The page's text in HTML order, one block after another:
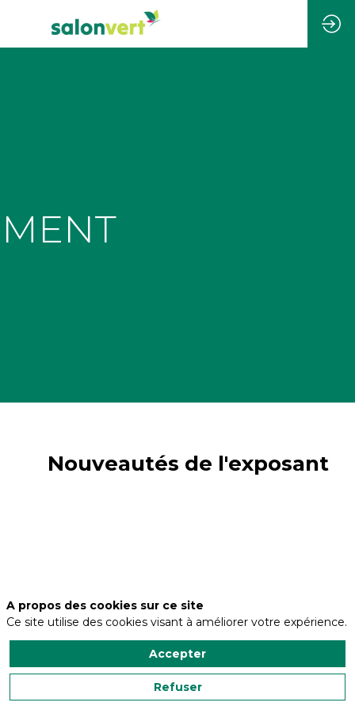
Nouveautés de l'exposant
A propos des cookies sur ce site
Ce site utilise des cookies visant à améliorer votre expérience.
Accepter
Refuser